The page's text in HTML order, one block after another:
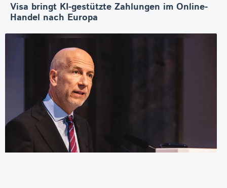
Visa bringt KI-gestützte Zahlungen im Online-
Handel nach Europa